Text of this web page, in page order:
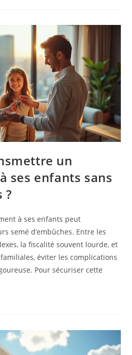
un
ses enfants sans
?
à ses enfants peut
semé d’embûches. Entre les
la fiscalité souvent lourde, et
éviter les complications
Pour sécuriser cette